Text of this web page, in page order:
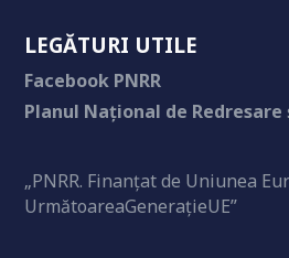
LEGĂTURI UTILE
Facebook PNRR
Planul Național de Redresare
„PNRR. Finanțat de Uniunea
UrmătoareaGenerațieUE”